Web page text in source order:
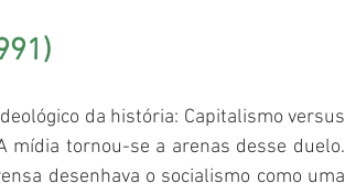
da história: Capitalismo versus
mídia tornou-se a arenas desse duelo.
desenhava o socialismo como uma